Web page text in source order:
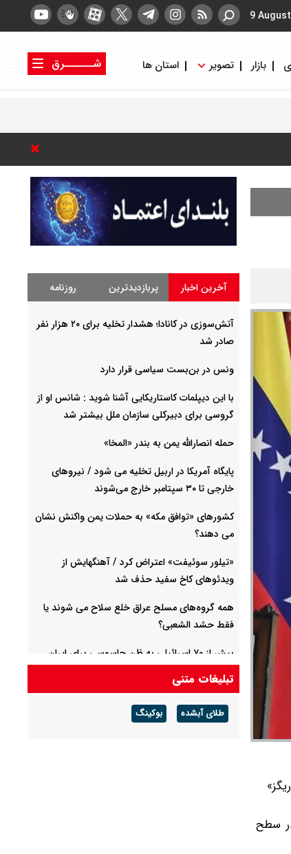
9
بازار تصویر استان ها
شــــــرق
سطح
آخرین اخبار پربازدیدترین روزنامه
آتش‌سوزی در کانادا؛ هشدار تخلیه برای ۲۰ هزار نفر
صادر شد
ونس در بن‌بست سیاسی قرار دارد
با این دیپلمات کاستاریکایی آشنا شوید : شانس او از
گروسی برای دبیرکلی سازمان ملل بیشتر شد
حمله انصارالله یمن به بندر «المخا»
پایگاه آمریکا در اربیل تخلیه می شود / نیروهای
خارجی تا ۳۰ سپتامبر خارج می‌شوند
کشورهای «توافق مکه» به حملات یمن واکنش نشان
می دهند؟
«تیلور سوئیفت» اعتراض کرد / آهنگهایش از
ویدئوهای کاخ سفید حذف شد
همه گروه‌های مسلح عراق خلع سلاح می شوند یا
فقط حشد الشعبی؟
بیش از ۷۰ اسرائیلی به ظن جاسوسی برای ایران
بازداشت شدند
وزیر خارجه ترکیه: مصر شاید به ائتلاف مکه بپیوندد
/ این ائتلاف علیه ایران نیست
تبلیغات متنی
طلای آبشده بوکینگ